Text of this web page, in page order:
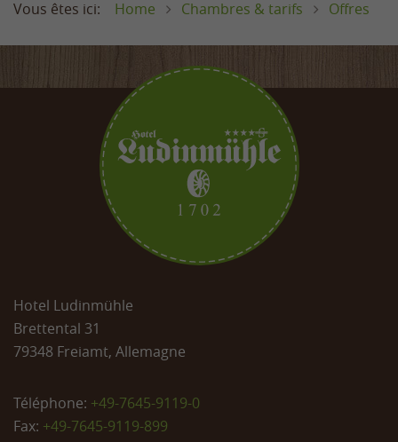
de réservation et les frais d’annulation:
Informations et conditions d’annulation
Home Chambres & tarifs Offres
Hotel Ludinmühle
Brettental 31
79348 Freiamt, Allemagne
Téléphone: +49-7645-9119-0
Fax: +49-7645-9119-899